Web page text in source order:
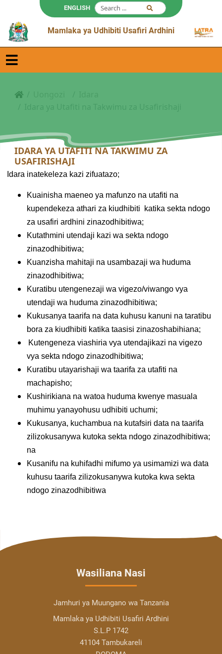
ENGLISH
Mamlaka ya Udhibiti Usafiri Ardhini
IDARA YA UTAFITI NA TAKWIMU ZA
USAFIRISHAJI
Idara inatekeleza kazi zifuatazo;
Kuainisha maeneo ya mafunzo na utafiti na
kupendekeza athari za kiudhibiti katika sekta ndogo
za usafiri ardhini zinazodhibitiwa;
Kutathmini utendaji kazi wa sekta ndogo
zinazodhibitiwa;
Kuanzisha mahitaji na usambazaji wa huduma
zinazodhibitiwa;
Kuratibu utengenezaji wa vigezo/viwango vya
utendaji wa huduma zinazodhibitiwa;
Kukusanya taarifa na data kuhusu kanuni na taratibu
bora za kiudhibiti katika taasisi zinazoshabihiana;
Kutengeneza viashiria vya utendajikazi na vigezo
vya sekta ndogo zinazodhibitiwa;
Kuratibu utayarishaji wa taarifa za utafiti na
machapisho;
Kushirikiana na watoa huduma kwenye masuala
muhimu yanayohusu udhibiti uchumi;
Kukusanya, kuchambua na kutafsiri data na taarifa
zilizokusanywa kutoka sekta ndogo zinazodhibitiwa;
na
Kusanifu na kuhifadhi mifumo ya usimamizi wa data
kuhusu taarifa zilizokusanywa kutoka kwa sekta
ndogo zinazodhibitiwa
Wasiliana Nasi
Jamhuri ya Muungano wa Tanzania
Mamlaka ya Udhibiti Usafiri Ardhini
S.L.P 1742
41104 Tambukareli